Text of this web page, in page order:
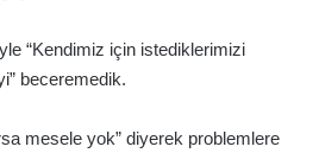
“Kendimiz için istediklerimizi
beceremedik.
mesele yok” diyerek problemlere